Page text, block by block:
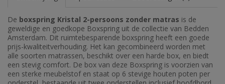
De boxspring Kristal 2-persoons zonder matras is de
geweldige en goedkope Boxspring uit de collectie van Bedden
Amsterdam. Dit ruimtebesparende boxspring heeft een goede
prijs-kwaliteitverhouding. Het kan gecombineerd worden met
alle soorten matrassen, beschikt over een harde box, en biedt
een stevig comfort. De box van deze Boxspring is voorzien van
een sterke meubelstof en staat op 6 stevige houten poten per